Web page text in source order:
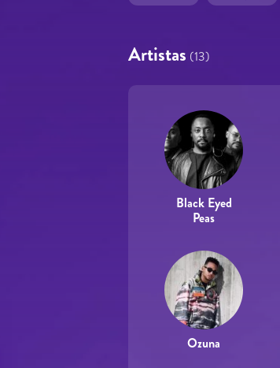
Artistas (13)
Black Eyed
Peas
Ozuna